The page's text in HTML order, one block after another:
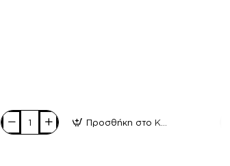
Scarpy
Παιδικές
Προσθήκη στο Καλάθι